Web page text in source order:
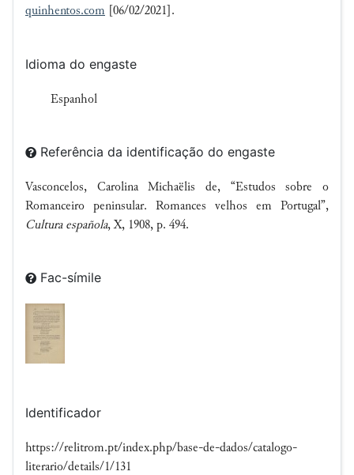
quinhentos.com [06/02/2021].
Idioma do engaste
Espanhol
Referência da identificação do engaste
Vasconcelos, Carolina Michaëlis de, “Estudos sobre o
Romanceiro peninsular. Romances velhos em Portugal”,
Cultura española, X, 1908, p. 494.
Fac-símile
Identificador
https://relitrom.pt/index.php/base-de-dados/catalogo-
literario/details/1/131